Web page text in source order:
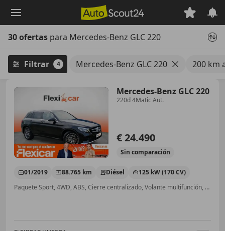
principal
30 ofertas para Mercedes-Benz GLC 220
Filtrar 4 Mercedes-Benz GLC 220 200 km
Mercedes-Benz GLC 220
220d 4Matic Aut.
€ 24.490
Sin comparación
01/2019 88.765 km Diésel
125 kW (170 CV)
Paquete Sport, 4WD, ABS, Cierre centralizado, Volante multifunción, Sensor de lluvia, Airbag del conductor